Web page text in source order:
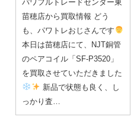
パワフルトレードセンター東
苗穂店から買取情報 どう
も、パワトレおじさんです
本日は苗穂店にて、NJT銅管
のペアコイル「SF-P3520」
を買取させていただきました
新品で状態も良く、し
っかり査…